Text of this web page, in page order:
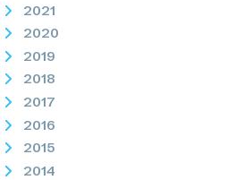
2021
2020
2019
2018
2017
2016
2015
2014